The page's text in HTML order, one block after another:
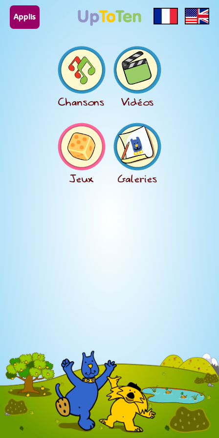
Applis
Chansons Vidéos
Jeux Galeries